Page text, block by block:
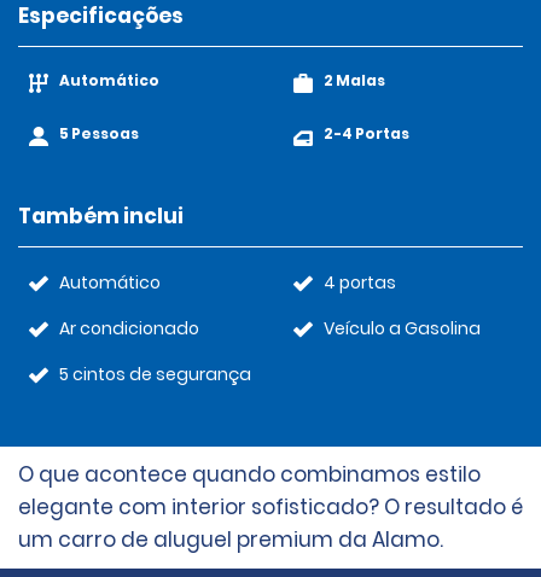
Especificações
Automático
5 Pessoas
2 Malas
2-4 Portas
Também inclui
Automático
Ar condicionado
5 cintos de segurança
4 portas
Veículo a Gasolina
O que acontece quando combinamos estilo
elegante com interior sofisticado? O resultado é
um carro de aluguel premium da Alamo.